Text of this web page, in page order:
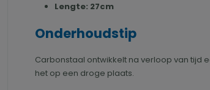
Lengte: 27cm
Onderhoudstip
Carbonstaal ontwikkelt na verloop van tijd
het op een droge plaats.